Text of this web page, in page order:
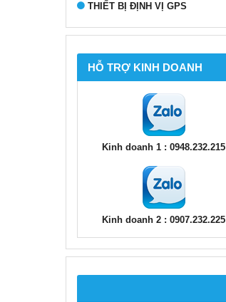
THIẾT BỊ ĐỊNH VỊ GPS
HỖ TRỢ KINH DOANH
Kinh doanh 1 : 0948.232.215
Kinh doanh 2 : 0907.232.225